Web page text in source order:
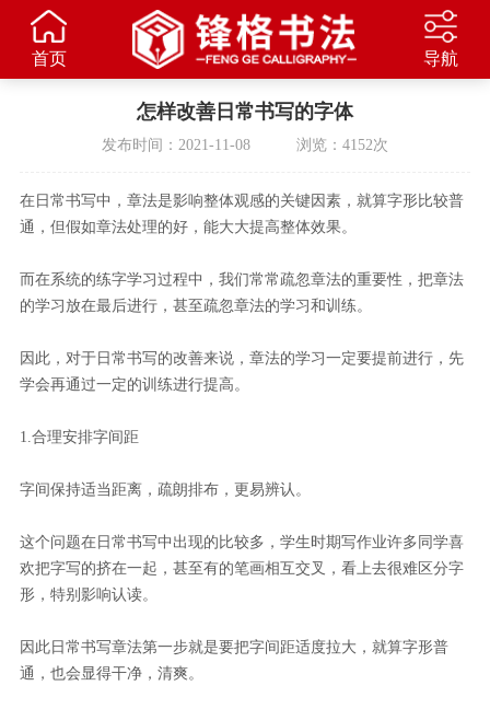
首页 导航
怎样改善日常书写的字体
发布时间：2021-11-08 浏览：4152次
在日常书写中，章法是影响整体观感的关键因素，就算字形比较普
通，但假如章法处理的好，能大大提高整体效果。
而在系统的练字学习过程中，我们常常疏忽章法的重要性，把章法
的学习放在最后进行，甚至疏忽章法的学习和训练。
因此，对于日常书写的改善来说，章法的学习一定要提前进行，先
学会再通过一定的训练进行提高。
1.合理安排字间距
字间保持适当距离，疏朗排布，更易辨认。
这个问题在日常书写中出现的比较多，学生时期写作业许多同学喜
欢把字写的挤在一起，甚至有的笔画相互交叉，看上去很难区分字
形，特别影响认读。
因此日常书写章法第一步就是要把字间距适度拉大，就算字形普
通，也会显得干净，清爽。